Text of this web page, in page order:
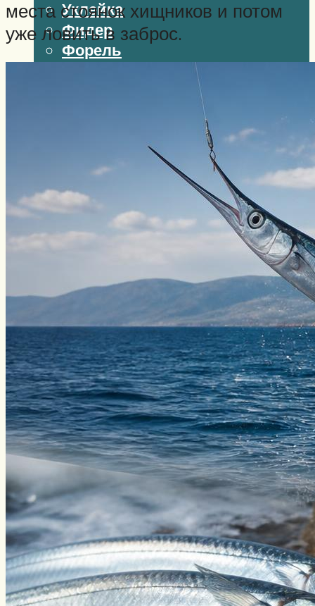
Уклейка
Фидер
Форель
Семга
Снасти
Спиннинг
Блесна
Поплавок
Виды ловли
Зимняя рыбалка
Нахлыст
Снаряжение
Эхолоты
Лодки и моторы
Узлы
Рецепты
Разное
Меню
места стоянок хищников и потом
уже ловить в заброс.